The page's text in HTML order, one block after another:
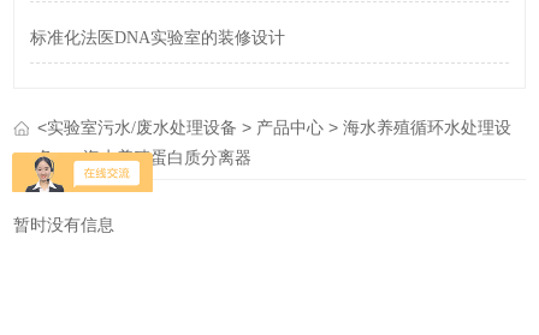
标准化法医DNA实验室的装修设计
<实验室污水/废水处理设备 > 产品中心 >海水养殖循环水处理设
备>海水养殖蛋白质分离器
暂时没有信息